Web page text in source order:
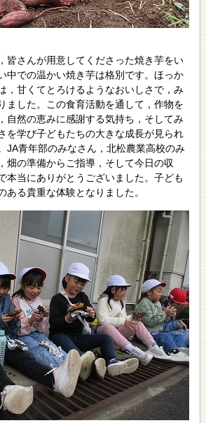
皆さんが用意してくださった焼き芋をい
中での温かい焼き芋は格別です。ほっか
，甘くてとろけるようなおいしさで，み
ました。この食育活動を通して，作物を
自然の恵みに感謝する気持ち，そしてみ
を学び子どもたちの大きな成長が見られ
JA青年部のみなさん，北松農業高校のみ
畑の準備からご指導，そして今日の収
本当にありがとうございました。子ども
ある貴重な体験となりました。